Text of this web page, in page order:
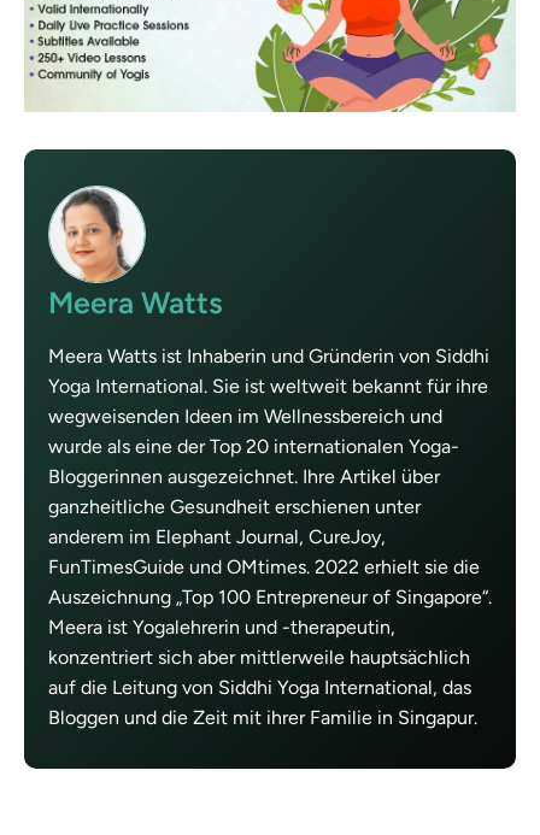
Meera Watts
Meera Watts ist Inhaberin und Gründerin von Siddhi
Yoga International. Sie ist weltweit bekannt für ihre
wegweisenden Ideen im Wellnessbereich und
wurde als eine der Top 20 internationalen Yoga-
Bloggerinnen ausgezeichnet. Ihre Artikel über
ganzheitliche Gesundheit erschienen unter
anderem im Elephant Journal, CureJoy,
FunTimesGuide und OMtimes. 2022 erhielt sie die
Auszeichnung „Top 100 Entrepreneur of Singapore“.
Meera ist Yogalehrerin und -therapeutin,
konzentriert sich aber mittlerweile hauptsächlich
auf die Leitung von Siddhi Yoga International, das
Bloggen und die Zeit mit ihrer Familie in Singapur.